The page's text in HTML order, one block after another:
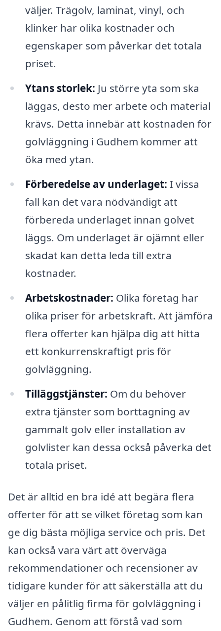
väljer. Trägolv, laminat, vinyl, och
klinker har olika kostnader och
egenskaper som påverkar det totala
priset.
Ytans storlek: Ju större yta som ska
läggas, desto mer arbete och material
krävs. Detta innebär att kostnaden för
golvläggning i Gudhem kommer att
öka med ytan.
Förberedelse av underlaget: I vissa
fall kan det vara nödvändigt att
förbereda underlaget innan golvet
läggs. Om underlaget är ojämnt eller
skadat kan detta leda till extra
kostnader.
Arbetskostnader: Olika företag har
olika priser för arbetskraft. Att jämföra
flera offerter kan hjälpa dig att hitta
ett konkurrenskraftigt pris för
golvläggning.
Tilläggstjänster: Om du behöver
extra tjänster som borttagning av
gammalt golv eller installation av
golvlister kan dessa också påverka det
totala priset.
Det är alltid en bra idé att begära flera
offerter för att se vilket företag som kan
ge dig bästa möjliga service och pris. Det
kan också vara värt att överväga
rekommendationer och recensioner av
tidigare kunder för att säkerställa att du
väljer en pålitlig firma för golvläggning i
Gudhem. Genom att förstå vad som